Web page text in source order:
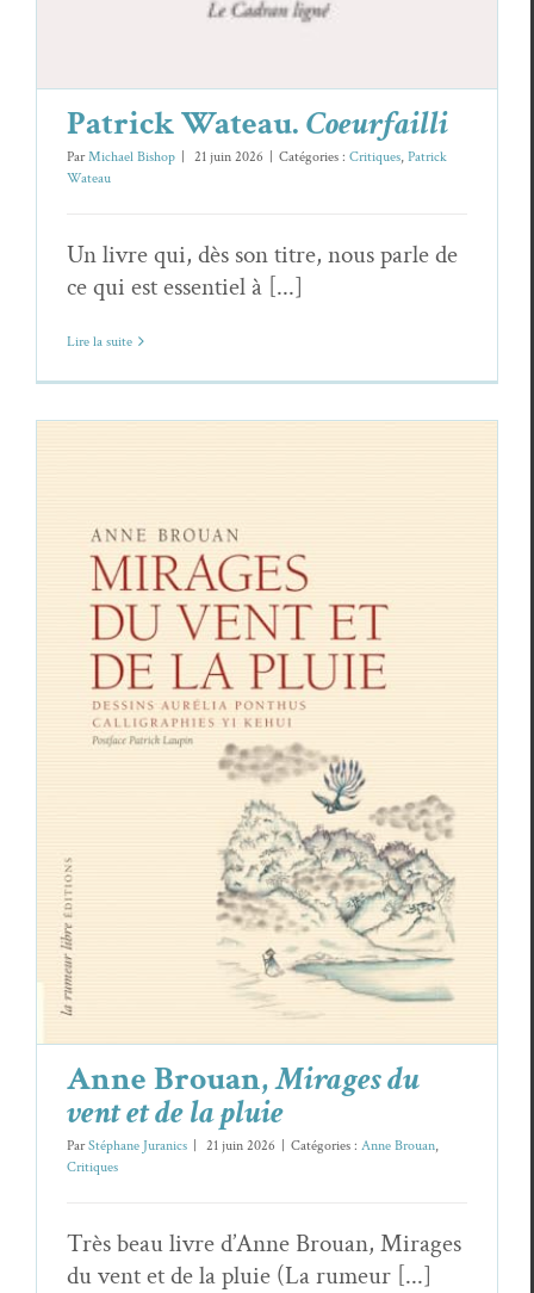
Patrick Wateau.Coeurfailli
ParMichael Bishop 21 juin 2026 Catégories : Critiques, Patrick
Wateau
Un livre qui, dès son titre, nous parle de
ce qui est essentiel à [...]
Lire la suite
Anne Brouan, Mirages du vent et de la pluie
Anne Brouan Critiques
Anne Brouan,Mirages du
vent et de la pluie
ParStéphane Juranics | 21 juin 2026 | Catégories : Anne Brouan,
Critiques
Très beau livre d’Anne Brouan, Mirages
du vent et de la pluie (La rumeur [...]